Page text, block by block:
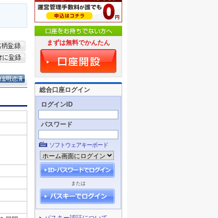
まずは無料でかんたん
総合口座ログイン
ログインID
パスワード
ソフトウェアキーボード
または